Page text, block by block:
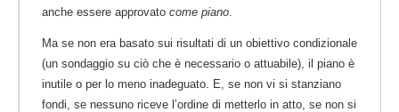
anche essere approvato come piano.
Ma se non era basato sui risultati di un obiettivo condizionale
(un sondaggio su ciò che è necessario o attuabile), il piano è
inutile o per lo meno inadeguato. E, se non vi si stanziano
fondi, se nessuno riceve l’ordine di metterlo in atto, se non si